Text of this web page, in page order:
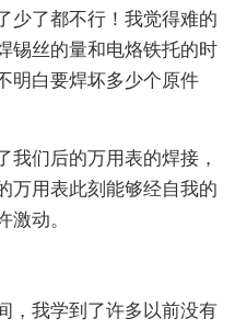
少了都不行！我觉得难的
锡丝的量和电烙铁托的时
明白要焊坏多少个原件
们后的万用表的焊接，
万用表此刻能够经自我的
激动。
我学到了许多以前没有